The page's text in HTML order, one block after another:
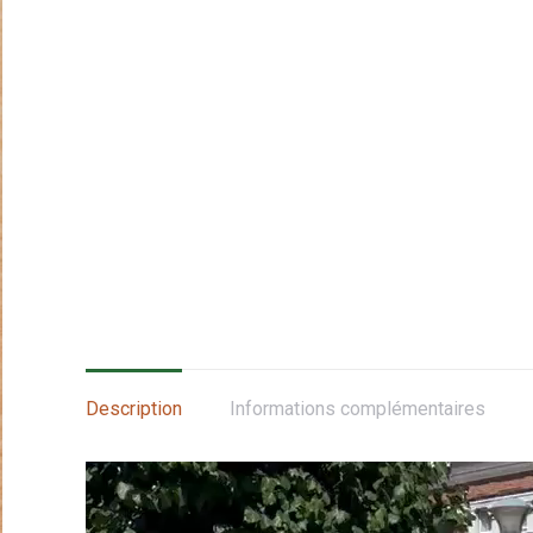
Description Informations complémentaires
Lecteur
vidéo